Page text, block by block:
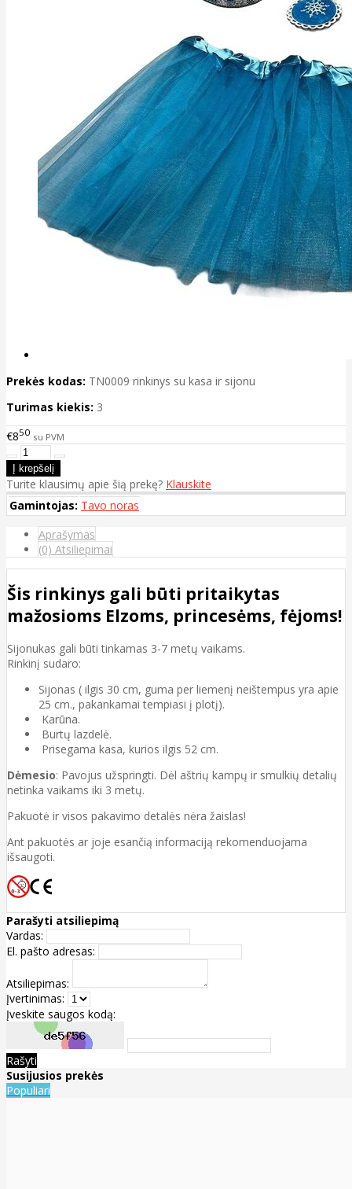
Prekės kodas: TN0009 rinkinys su kasa ir sijonu
Turimas kiekis: 3
€850 su PVM
Turite klausimų apie šią prekę? Klauskite
Gamintojas: Tavo noras
Aprašymas
(0) Atsiliepimai
Šis rinkinys gali būti pritaikytas
mažosioms Elzoms, princesėms, fėjoms!
Sijonukas gali būti tinkamas 3-7 metų vaikams.
Rinkinį sudaro:
Sijonas ( ilgis 30 cm, guma per liemenį neištempus yra apie
25 cm., pakankamai tempiasi į plotį).
Karūna.
Burtų lazdelė.
Prisegama kasa, kurios ilgis 52 cm.
Dėmesio: Pavojus užspringti. Dėl aštrių kampų ir smulkių detalių
netinka vaikams iki 3 metų.
Pakuotė ir visos pakavimo detalės nėra žaislas!
Ant pakuotės ar joje esančią informaciją rekomenduojama
išsaugoti.
Parašyti atsiliepimą
Vardas:
El. pašto adresas:
Atsiliepimas:
Įvertinimas:
Įveskite saugos kodą:
Rašyti
Susijusios prekės
Populiari